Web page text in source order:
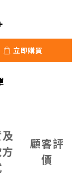
立即購買
顧客評
價